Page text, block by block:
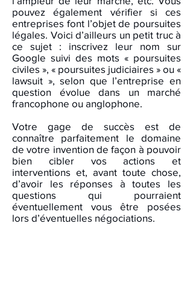
pouvez également vérifier si ces
entreprises font l’objet de poursuites
légales. Voici d’ailleurs un petit truc à
ce sujet : inscrivez leur nom sur
Google suivi des mots « poursuites
civiles », « poursuites judiciaires » ou «
lawsuit », selon que l’entreprise en
question évolue dans un marché
francophone ou anglophone.
Votre gage de succès est de
connaître parfaitement le domaine
de votre invention de façon à pouvoir
bien cibler vos actions et
interventions et, avant toute chose,
d’avoir les réponses à toutes les
questions qui pourraient
éventuellement vous être posées
lors d’éventuelles négociations.